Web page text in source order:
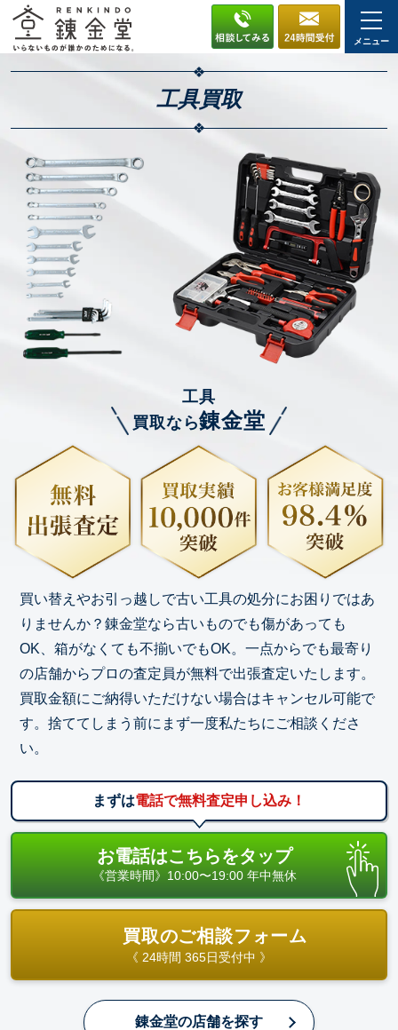
メニュー
工具買取
工具
買取なら錬金堂
買い替えやお引っ越しで古い工具の処分にお困りではあ
りませんか？錬金堂なら古いものでも傷があっても
OK、箱がなくても不揃いでもOK。一点からでも最寄り
の店舗からプロの査定員が無料で出張査定いたします。
買取金額にご納得いただけない場合はキャンセル可能で
す。捨ててしまう前にまず一度私たちにご相談くださ
い。
まずは電話で無料査定申し込み！
お電話はこちらをタップ
《営業時間》10:00〜19:00 年中無休
買取のご相談フォーム
《 24時間 365日受付中 》
錬金堂の店舗を探す